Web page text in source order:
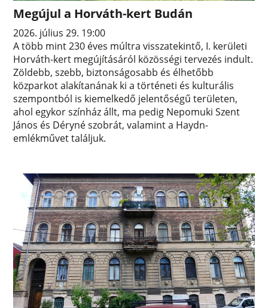
Megújul a Horváth-kert Budán
2026. július 29. 19:00
A több mint 230 éves múltra visszatekintő, I. kerületi
Horváth-kert megújításáról közösségi tervezés indult.
Zöldebb, szebb, biztonságosabb és élhetőbb
közparkot alakítanának ki a történeti és kulturális
szempontból is kiemelkedő jelentőségű területen,
ahol egykor színház állt, ma pedig Nepomuki Szent
János és Déryné szobrát, valamint a Haydn-
emlékművet találjuk.